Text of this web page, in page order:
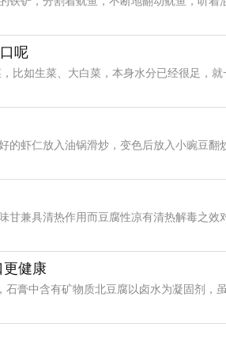
呢
比如生菜、大白菜，本身水分已经很足，就
的虾仁放入油锅滑炒，变色后放入小豌豆翻
甘兼具清热作用而豆腐性凉有清热解毒之效
更健康
膏中含有矿物质北豆腐以卤水为凝固剂，